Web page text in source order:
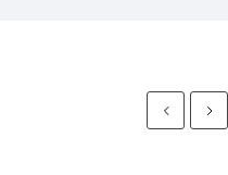
Previous Next